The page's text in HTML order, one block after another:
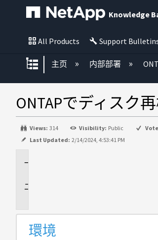
Knowledge
All Products Support
扩展/隐缩全局层次
主页 内部部署
ONTAPでディスク
Views: 314 Visibility: Public
Last Updated: 2/14/2024, 4:53:41 PM
環境